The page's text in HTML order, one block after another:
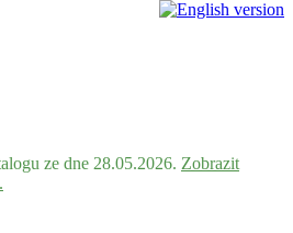
ze dne 28.05.2026. Zobrazit